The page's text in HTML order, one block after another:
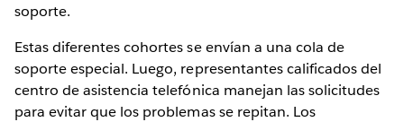
soporte.
Estas diferentes cohortes se envían a una cola de
soporte especial. Luego, representantes calificados del
centro de asistencia telefónica manejan las solicitudes
para evitar que los problemas se repitan. Los